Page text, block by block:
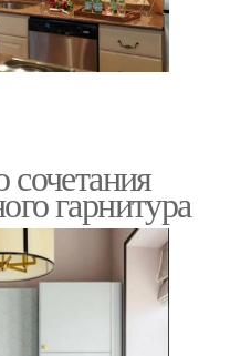
Крашеный фартук
Материалы для
кухонного фартука
сочетания
гарнитура